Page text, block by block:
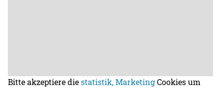
Bitte akzeptiere diestatistik, MarketingCookies um